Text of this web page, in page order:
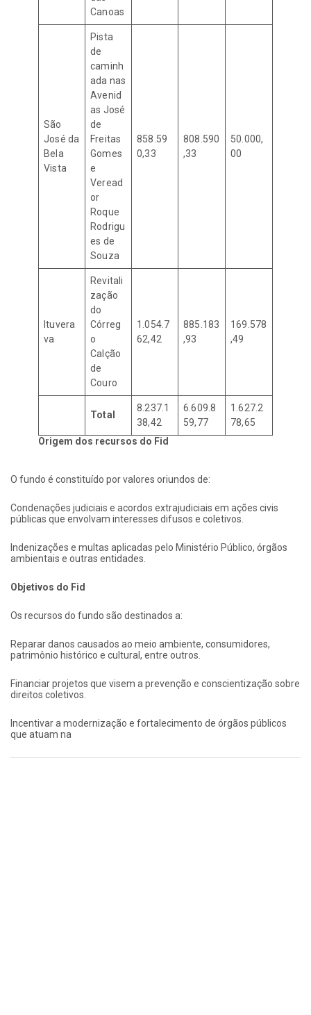
Canoas
São
José da
Bela
Vista
Pista
de
caminh
ada nas
Avenid
as José
de
Freitas
Gomes
e
Veread
or
Roque
Rodrigu
es de
Souza
858.59
0,33
808.590
,33
50.000,
00
Ituvera
va
Revitali
zação
do
Córreg
o
Calção
de
Couro
1.054.7
62,42
885.183
,93
169.578
,49
Total
8.237.1
38,42
6.609.8
59,77
1.627.2
78,65
Origem dos recursos do Fid
O fundo é constituído por valores oriundos de:
Condenações judiciais e acordos extrajudiciais em ações civis
públicas que envolvam interesses difusos e coletivos.
Indenizações e multas aplicadas pelo Ministério Público, órgãos
ambientais e outras entidades.
Objetivos do Fid
Os recursos do fundo são destinados a:
Reparar danos causados ao meio ambiente, consumidores,
patrimônio histórico e cultural, entre outros.
Financiar projetos que visem a prevenção e conscientização sobre
direitos coletivos.
Incentivar a modernização e fortalecimento de órgãos públicos
que atuam na